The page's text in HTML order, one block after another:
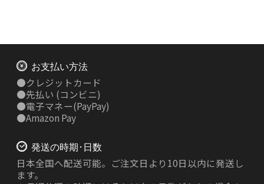
お支払い方法
●クレジットカード
●先払い (コンビニ)
●電子マネー(PayPay)
●Amazon Pay
発送の時期･日数
日本全国へ配送可能。ご注文日より10日以内に発送し
ます。